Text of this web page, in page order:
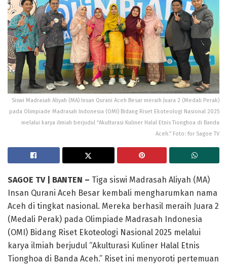
Siswi Madrasah Aliyah (MA) Insan Qurani Aceh Besar meraih Juara 2 (Medali Perak)
pada Olimpiade Madrasah Indonesia (OMI) Bidang Riset Ekoteologi Nasional 2025
melalui karya ilmiah berjudul “Akulturasi Kuliner Halal Etnis Tionghoa di Banda
Aceh.” Foto: for Sagoe TV
SAGOE TV | BANTEN – Tiga siswi Madrasah Aliyah (MA)
Insan Qurani Aceh Besar kembali mengharumkan nama
Aceh di tingkat nasional. Mereka berhasil meraih Juara 2
(Medali Perak) pada Olimpiade Madrasah Indonesia
(OMI) Bidang Riset Ekoteologi Nasional 2025 melalui
karya ilmiah berjudul “Akulturasi Kuliner Halal Etnis
Tionghoa di Banda Aceh.” Riset ini menyoroti pertemuan